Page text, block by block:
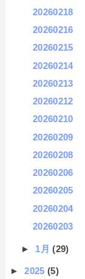
20260218
20260216
20260215
20260214
20260213
20260212
20260210
20260209
20260208
20260206
20260205
20260204
20260203
► 1月 (29)
►2025 (5)